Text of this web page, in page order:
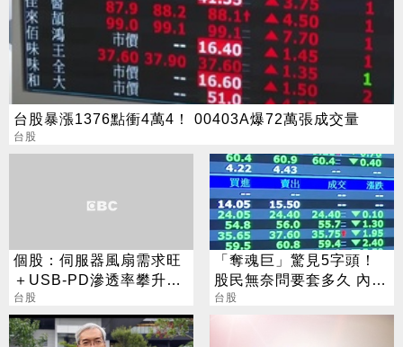
台股暴漲1376點衝4萬4！ 00403A爆72萬張成交量
台股
個股：伺服器風扇需求旺
＋USB-PD滲透率攀升，
偉詮電今年營運重回成長
軌道
台股
「奪魂巨」驚見5字頭！
股民無奈問要套多久 內行
人說話了
台股